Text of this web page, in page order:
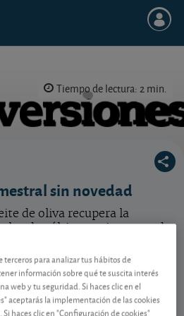
Tiempo de lectura: 2 min.
sin novedad
de oliva recupera la
los dos últimos trimestres de
reservado a SOCIOS
terceros para analizar tus hábitos de
información sobre qué te suscita interés
web y tu seguridad. Si haces clic en el
aceptarás la implementación de las cookies
haces clic en "Configuración de cookies"